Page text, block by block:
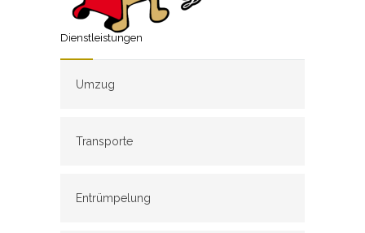
Dienstleistungen
Umzug
Transporte
Entrümpelung